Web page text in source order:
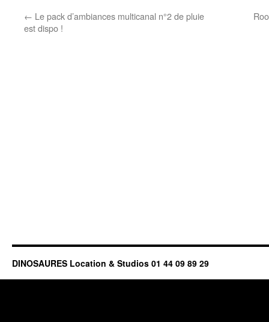
← Le pack d’ambiances multicanal n°2 de pluie
est dispo !
DINOSAURES Location & Studios 01 44 09 89 29